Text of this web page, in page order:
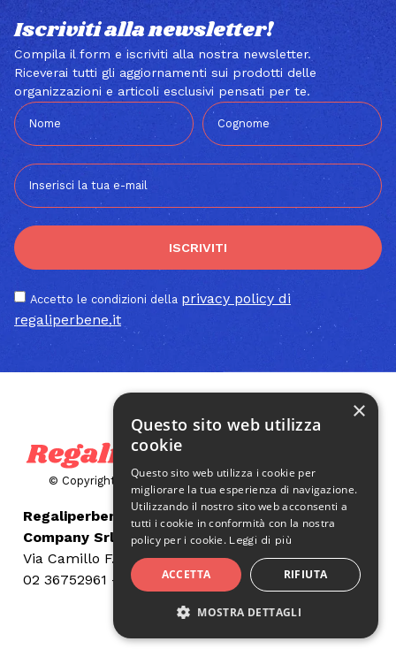
Iscriviti alla newsletter!
Compila il form e iscriviti alla nostra newsletter.
Riceverai tutti gli aggiornamenti sui prodotti delle
organizzazioni e articoli esclusivi pensati per te.
Accetto le condizioni della privacy policy di
regaliperbene.it
ISCRIVITI
© Copyright 2026 – Atlantis Company SRL – All Rights
Reserved
Regaliperbene.it è un prodotto di Atlantis
Company Srl
Via Camillo F. Aprile, 5 – 20124, Milano
02 36752961 – info@atlantiscompany.it
×
Questo sito web utilizza
cookie
Questo sito web utilizza i cookie per
migliorare la tua esperienza di navigazione.
Utilizzando il nostro sito web acconsenti a
tutti i cookie in conformità con la nostra
policy per i cookie. Leggi di più
ACCETTA RIFIUTA
MOSTRA DETTAGLI